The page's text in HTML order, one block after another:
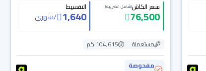
سعر الكاش(شامل الضريبة)
76,500
التقسيط
1,640
/شهري
مستعملة
104,615 كم
مفحوصة